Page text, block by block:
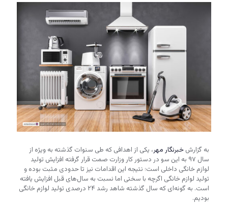
به گزارش خبرنگار مهر، یکی از اهدافی که طی سنوات گذشته به ویژه از
سال ۹۷ به این سو در دستور کار وزارت صمت قرار گرفته افزایش تولید
لوازم خانگی داخلی است؛ نتیجه این اقدامات نیز تا حدودی مثبت بوده و
تولید لوازم خانگی اگرچه با سختی اما نسبت به سال‌های قبل افزایش یافته
است. به گونه‌ای که سال گذشته شاهد رشد ۲۴ درصدی تولید لوازم خانگی
بودیم.